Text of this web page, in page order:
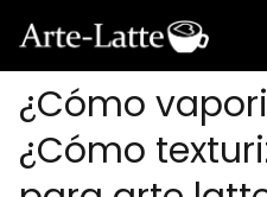
¿Cómo
¿Cómo